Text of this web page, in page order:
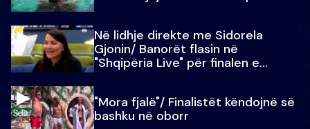
Në lidhje direkte me Sidorela
Gjonin/ Banorët flasin në
"Shqipëria Live" për finalen e
"Mora fjalë"/ Finalistët këndojnë së
bashku në oborr